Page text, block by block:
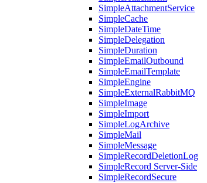
SimpleAttachmentService
SimpleCache
SimpleDateTime
SimpleDelegation
SimpleDuration
SimpleEmailOutbound
SimpleEmailTemplate
SimpleEngine
SimpleExternalRabbitMQ
SimpleImage
SimpleImport
SimpleLogArchive
SimpleMail
SimpleMessage
SimpleRecordDeletionLog
SimpleRecord Server-Side
SimpleRecordSecure